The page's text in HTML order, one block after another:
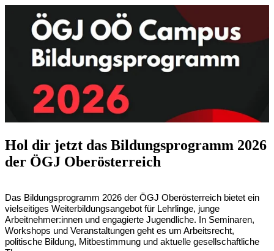
Hol dir jetzt das Bildungsprogramm 2026
der ÖGJ Oberösterreich
Das Bildungsprogramm 2026 der ÖGJ Oberösterreich bietet ein
vielseitiges Weiterbildungsangebot für Lehrlinge, junge
Arbeitnehmer:innen und engagierte Jugendliche. In Seminaren,
Workshops und Veranstaltungen geht es um Arbeitsrecht,
politische Bildung, Mitbestimmung und aktuelle gesellschaftliche